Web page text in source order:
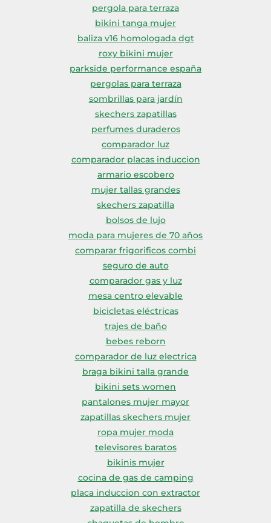
Ropa deportiva y outdoor
Tiendas de campaña
Zapatillas de tenis
Zapatillas deportivas
Perfumes de mujer
Perfumes unisex
Placer y anticoncepción
Productos de higiene corporal
Productos para baño y ducha
Protectores solares
Termómetros clínicos
Tratamientos faciales
Monitores y pantallas ordenador
Máquinas de afeitar
Ordenadores portátiles
Placas de cocina
Sonido y alta fidelidad
Vehículos a escala
Relojes de pulsera
Tejer y crochet
Zapatillas de atletismo
Zapatillas de baloncesto
Zapatos de invierno
Zapatos mujer
pergola para terraza
bikini tanga mujer
baliza v16 homologada dgt
roxy bikini mujer
parkside performance españa
pergolas para terraza
sombrillas para jardín
skechers zapatillas
perfumes duraderos
comparador luz
comparador placas induccion
armario escobero
mujer tallas grandes
skechers zapatilla
bolsos de lujo
moda para mujeres de 70 años
comparar frigorificos combi
seguro de auto
comparador gas y luz
mesa centro elevable
bicicletas eléctricas
trajes de baño
bebes reborn
comparador de luz electrica
braga bikini talla grande
bikini sets women
pantalones mujer mayor
zapatillas skechers mujer
ropa mujer moda
televisores baratos
bikinis mujer
cocina de gas de camping
placa induccion con extractor
zapatilla de skechers